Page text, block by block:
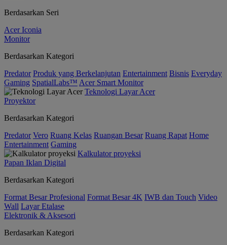
Berdasarkan Seri
Acer Iconia
Monitor
Berdasarkan Kategori
Predator Produk yang Berkelanjutan Entertainment Bisnis Everyday
Gaming SpatialLabs™ Acer Smart Monitor
Teknologi Layar Acer
Proyektor
Berdasarkan Kategori
Predator Vero Ruang Kelas Ruangan Besar Ruang Rapat Home
Entertainment Gaming
Kalkulator proyeksi
Papan Iklan Digital
Berdasarkan Kategori
Format Besar Profesional Format Besar 4K IWB dan Touch Video
Wall Layar Etalase
Elektronik & Aksesori
Berdasarkan Kategori